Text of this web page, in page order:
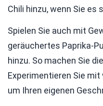
Chili hinzu, wenn Sie es
Spielen Sie auch mit
geräuchertes Paprika-
hinzu. So machen Sie
Experimentieren Sie
um Ihren eigenen